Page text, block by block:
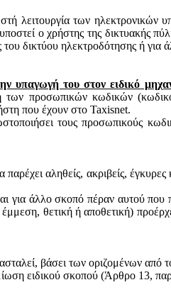
λειτουργία των ηλεκτρονικών
ο χρήστης της δικτυακής
δικτύου ηλεκτροδότησης ή για
υπαγωγή του στον ειδικό
των προσωπικών κωδικών
που έχουν στο Taxisnet.
τους προσωπικούς
παρέχει αληθείς, ακριβείς,
για άλλο σκοπό πέραν αυτού που
θετική ή αποθετική)
βάσει των οριζομένων
ειδικού σκοπού (Άρθρο 13,